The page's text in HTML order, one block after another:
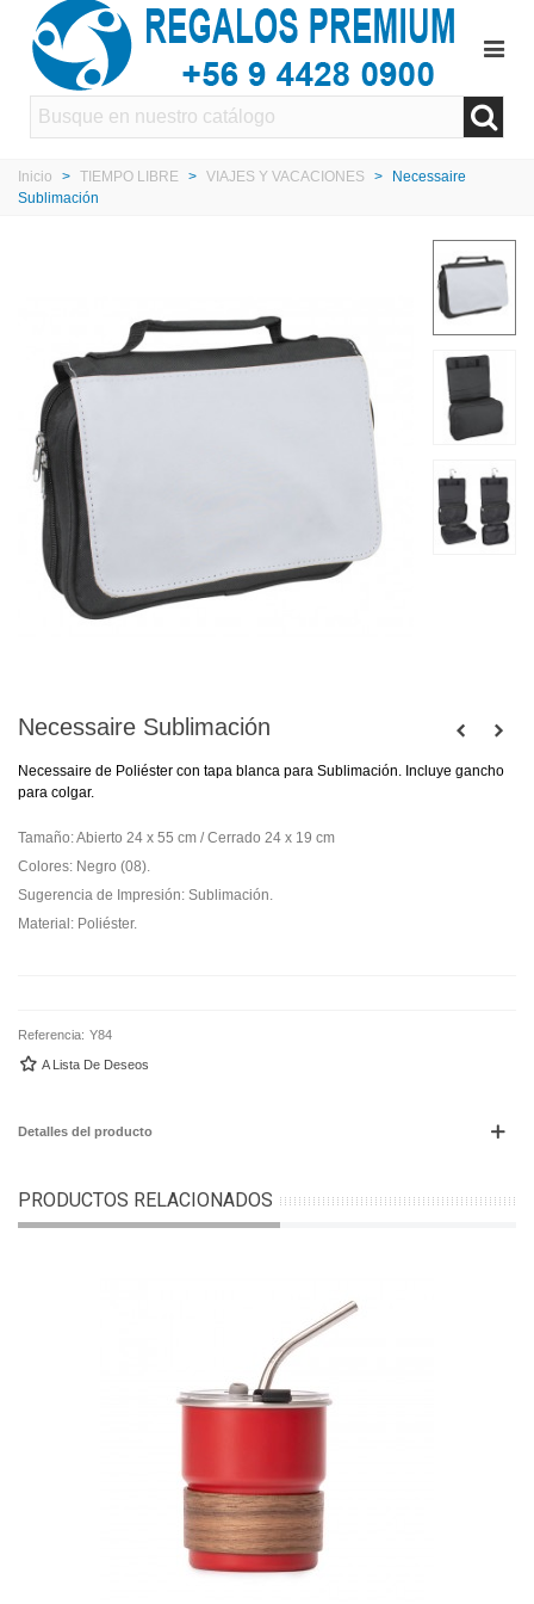
Inicio > TIEMPO LIBRE > VIAJES Y VACACIONES >
Necessaire
Sublimación
Necessaire Sublimación
Necessaire de Poliéster con tapa blanca para Sublimación. Incluye gancho
para colgar.
Tamaño: Abierto 24 x 55 cm / Cerrado 24 x 19 cm
Colores: Negro (08).
Sugerencia de Impresión: Sublimación.
Material: Poliéster.
Referencia: Y84
A Lista De Deseos
Detalles del producto
PRODUCTOS RELACIONADOS